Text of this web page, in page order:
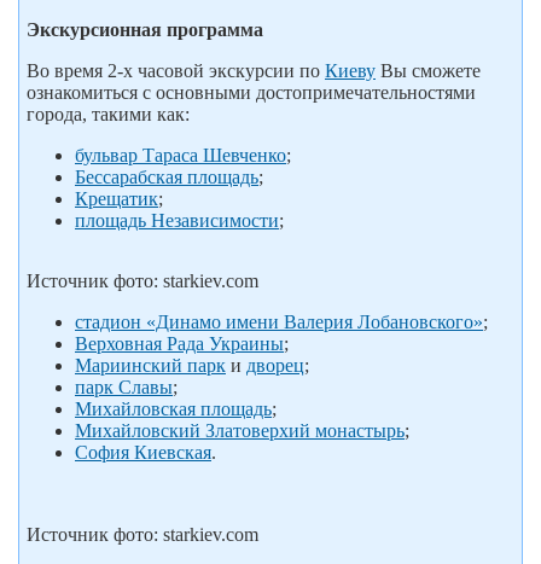
Экскурсионная программа
Во время 2-х часовой экскурсии по Киеву Вы сможете
ознакомиться с основными достопримечательностями
города, такими как:
бульвар Тараса Шевченко;
Бессарабская площадь;
Крещатик;
площадь Независимости;
Источник фото: starkiev.com
стадион «Динамо имени Валерия Лобановского»;
Верховная Рада Украины;
Мариинский парк и дворец;
парк Славы;
Михайловская площадь;
Михайловский Златоверхий монастырь;
София Киевская.
Источник фото: starkiev.com